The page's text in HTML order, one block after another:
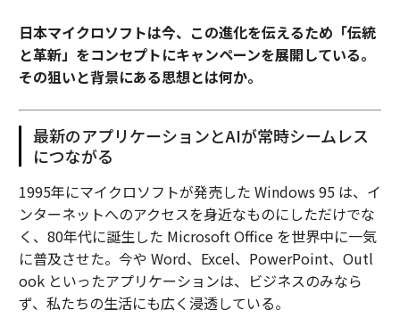
日本マイクロソフトは今、この進化を伝えるため「伝統
と革新」をコンセプトにキャンペーンを展開している。
その狙いと背景にある思想とは何か。
最新のアプリケーションとAIが常時シームレス
につながる
1995年にマイクロソフトが発売した Windows 95 は、イ
ンターネットへのアクセスを身近なものにしただけでな
く、80年代に誕生した Microsoft Office を世界中に一気
に普及させた。今や Word、Excel、PowerPoint、Outl
ook といったアプリケーションは、ビジネスのみなら
ず、私たちの生活にも広く浸透している。